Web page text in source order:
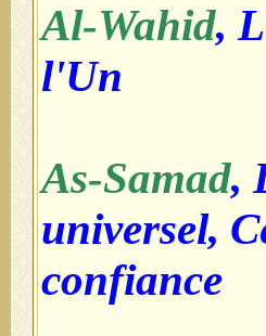
Al-Wahid,
l'Un
As-Samad,
universel,
confiance